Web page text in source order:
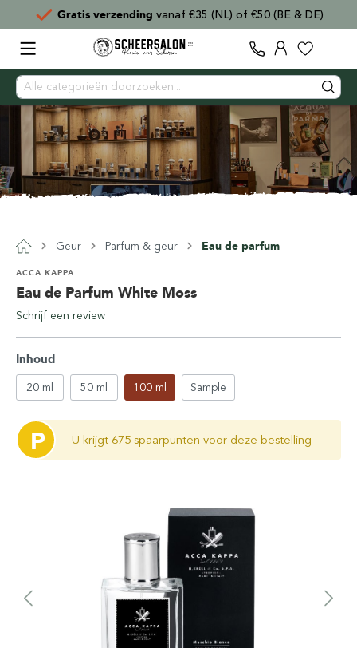
Gratis verzending vanaf €35 (NL) of €50 (BE & DE)
Geur Parfum & geur Eau de parfum
Eau de Parfum White Moss
ACCA KAPPA
Schrijf een review
Inhoud
20 ml 50 ml 100 ml Sample
P U krijgt 675 spaarpunten voor deze bestelling